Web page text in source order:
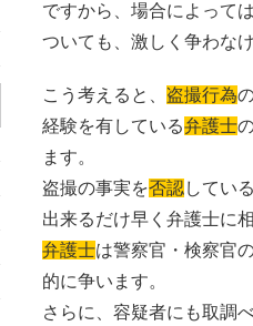
ですから、場合によって
ついても、激しく争わな
こう考えると、 盗撮行為
経験を有している弁護士
ます。
盗撮の事実を否認してい
出来るだけ早く弁護士に
弁護士は警察官・検察官
的に争います。
さらに、容疑者にも取調